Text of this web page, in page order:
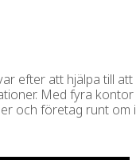
efter att hjälpa till att
Med fyra kontor
och företag runt om i